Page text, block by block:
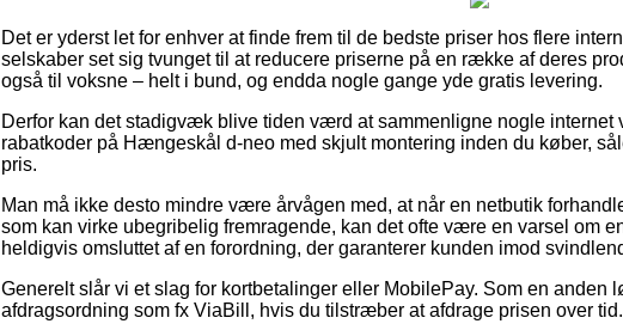
Det er yderst let for enhver at finde frem til de bedste priser hos flere
selskaber set sig tvunget til at reducere priserne på en række af deres
også til voksne – helt i bund, og endda nogle gange yde gratis levering.
Derfor kan det stadigvæk blive tiden værd at sammenligne nogle internet
rabatkoder på Hængeskål d-neo med skjult montering inden du køber,
pris.
Man må ikke desto mindre være årvågen med, at når en netbutik
som kan virke ubegribelig fremragende, kan det ofte være en varsel om
heldigvis omsluttet af en forordning, der garanterer kunden imod
Generelt slår vi et slag for kortbetalinger eller MobilePay. Som en anden
afdragsordning som fx ViaBill, hvis du tilstræber at afdrage prisen over tid.